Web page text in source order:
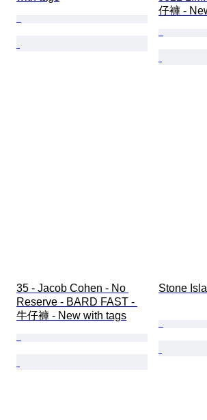
仔褲 -
35 - Jacob Cohen - No
Reserve - BARD FAST -
牛仔褲 - New with tags
Stone